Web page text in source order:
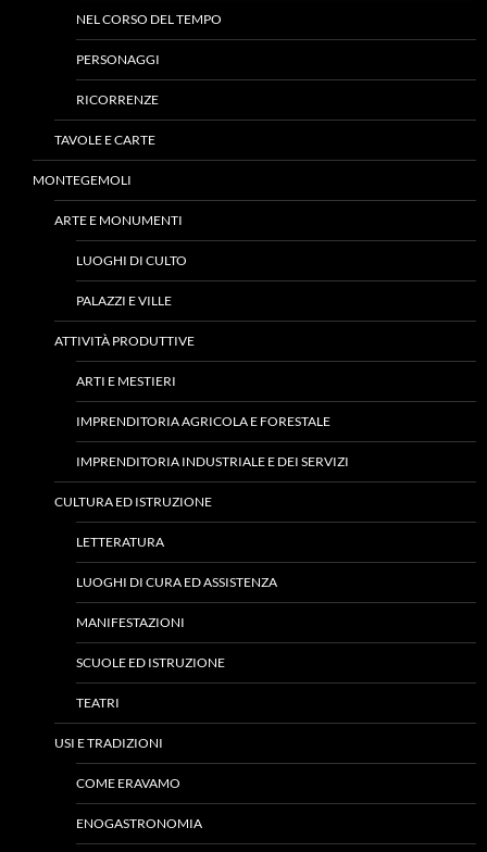
NEL CORSO DEL TEMPO
PERSONAGGI
RICORRENZE
TAVOLE E CARTE
MONTEGEMOLI
ARTE E MONUMENTI
LUOGHI DI CULTO
PALAZZI E VILLE
ATTIVITÀ PRODUTTIVE
ARTI E MESTIERI
IMPRENDITORIA AGRICOLA E FORESTALE
IMPRENDITORIA INDUSTRIALE E DEI SERVIZI
CULTURA ED ISTRUZIONE
LETTERATURA
LUOGHI DI CURA ED ASSISTENZA
MANIFESTAZIONI
SCUOLE ED ISTRUZIONE
TEATRI
USI E TRADIZIONI
COME ERAVAMO
ENOGASTRONOMIA